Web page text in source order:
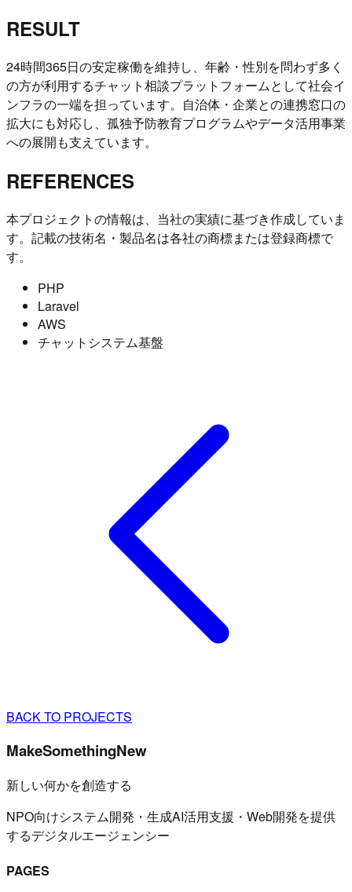
RESULT
24時間365日の安定稼働を維持し、年齢・性別を問わず多く
の方が利用するチャット相談プラットフォームとして社会イ
ンフラの一端を担っています。自治体・企業との連携窓口の
拡大にも対応し、孤独予防教育プログラムやデータ活用事業
への展開も支えています。
REFERENCES
本プロジェクトの情報は、当社の実績に基づき作成していま
す。記載の技術名・製品名は各社の商標または登録商標で
す。
PHP
Laravel
AWS
チャットシステム基盤
BACK TO PROJECTS
MakeSomethingNew
新しい何かを創造する
NPO向けシステム開発・生成AI活用支援・Web開発を提供
するデジタルエージェンシー
PAGES